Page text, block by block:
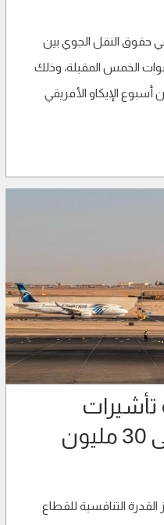
حقوق النقل الجوي بين
الخمس المقبلة، وذلك
الإيكاو الأفريقي
إلكترونية للوصول إلى 30 مليون
التنافسية للقطاع